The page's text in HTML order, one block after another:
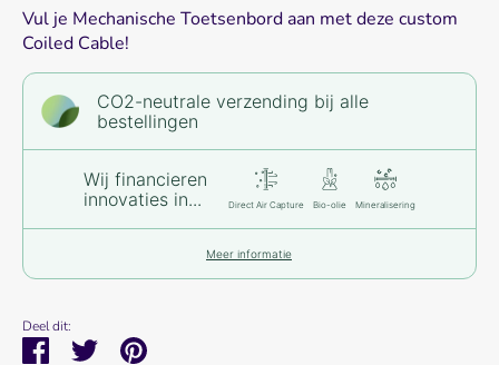
Vul je Mechanische Toetsenbord aan met deze custom
Coiled Cable!
CO2-neutrale verzending bij alle
bestellingen
Wij financieren
innovaties in...
Direct Air Capture Bio-olie Mineralisering
Meer informatie
Deel dit:
Deel TweetPin